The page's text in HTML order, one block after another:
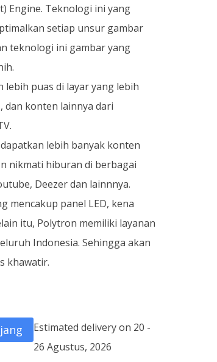
Engine. Teknologi ini yang
setiap unsur gambar
teknologi ini gambar yang
puas di layar yang lebih
dan konten lainnya dari
lebih banyak konten
nikmati hiburan di berbagai
Deezer dan lainnnya.
mencakup panel LED, kena
itu, Polytron memiliki layanan
Indonesia. Sehingga akan
khawatir.
Estimated delivery on 20 -
26 Agustus, 2026